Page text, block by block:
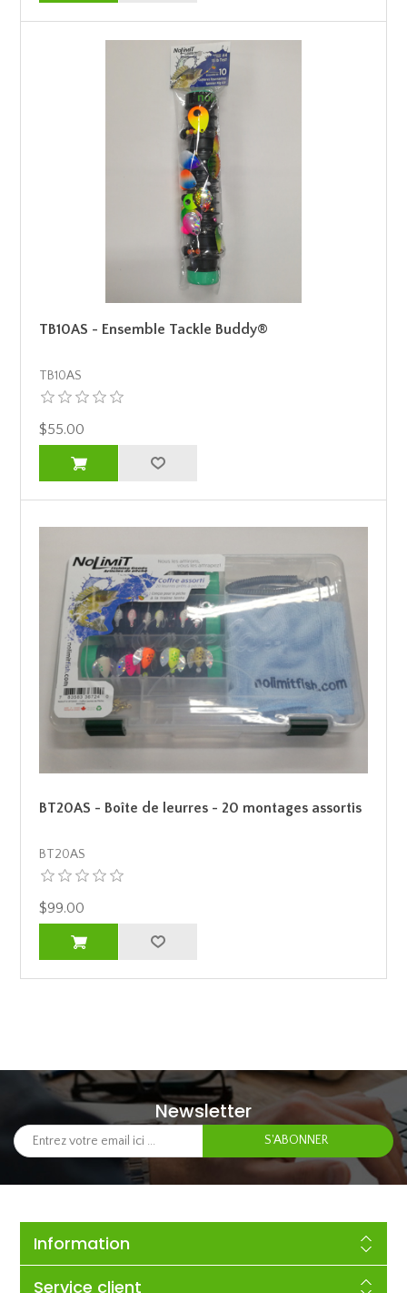
TB10AS - Ensemble Tackle Buddy®
TB10AS
$55.00
BT20AS - Boîte de leurres - 20 montages assortis
BT20AS
$99.00
Newsletter
Information
Service client